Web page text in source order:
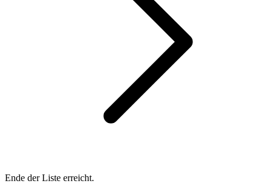
Ende der Liste erreicht.